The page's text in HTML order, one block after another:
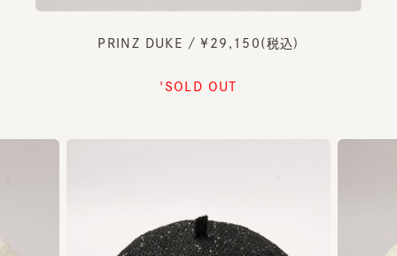
PRINZ DUKE / ¥29,150(税込)
'SOLD OUT